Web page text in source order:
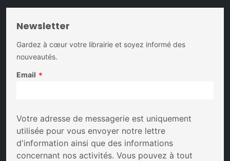
Newsletter
Gardez à cœur votre librairie et soyez informé des
nouveautés.
Email *
Votre adresse de messagerie est uniquement
utilisée pour vous envoyer notre lettre
d'information ainsi que des informations
concernant nos activités. Vous pouvez à tout